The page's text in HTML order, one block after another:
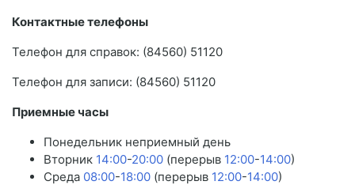
Контактные телефоны
Телефон для справок: (84560) 51120
Телефон для записи: (84560) 51120
Приемные часы
Понедельник неприемный день
Вторник 14:00-20:00 (перерыв 12:00-14:00)
Среда 08:00-18:00 (перерыв 12:00-14:00)